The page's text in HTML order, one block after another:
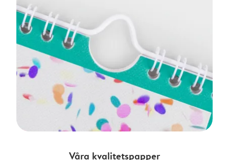
Våra kvalitetspapper